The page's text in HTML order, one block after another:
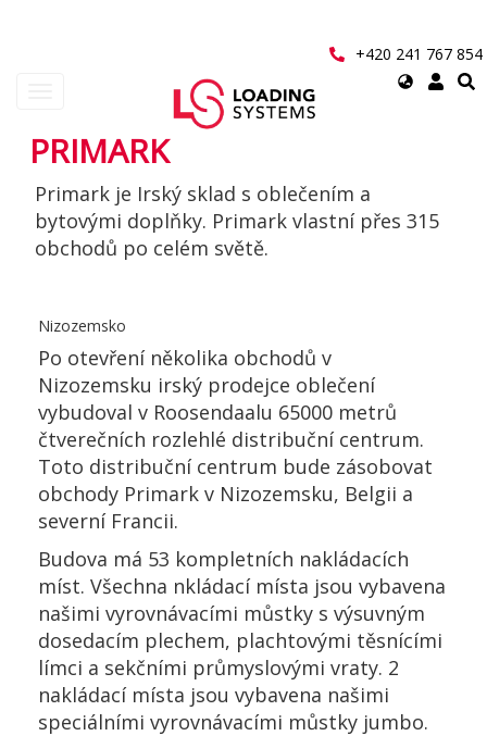
+420 241 767 854
Select
User
account
menu
PRIMARK
Primark je Irský sklad s oblečením a
bytovými doplňky. Primark vlastní přes 315
obchodů po celém světě.
Nizozemsko
Po otevření několika obchodů v
Nizozemsku irský prodejce oblečení
vybudoval v Roosendaalu 65000 metrů
čtverečních rozlehlé distribuční centrum.
Toto distribuční centrum bude zásobovat
obchody Primark v Nizozemsku, Belgii a
severní Francii.
Budova má 53 kompletních nakládacích
míst. Všechna nkládací místa jsou vybavena
našimi vyrovnávacími můstky s výsuvným
dosedacím plechem, plachtovými těsnícími
límci a sekčními průmyslovými vraty. 2
nakládací místa jsou vybavena našimi
speciálními vyrovnávacími můstky jumbo.